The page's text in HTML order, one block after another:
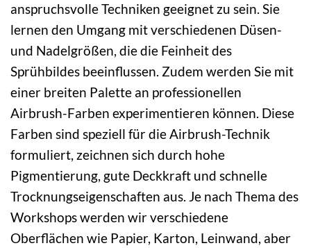
anspruchsvolle Techniken geeignet zu sein. Sie
lernen den Umgang mit verschiedenen Düsen-
und Nadelgrößen, die die Feinheit des
Sprühbildes beeinflussen. Zudem werden Sie mit
einer breiten Palette an professionellen
Airbrush-Farben experimentieren können. Diese
Farben sind speziell für die Airbrush-Technik
formuliert, zeichnen sich durch hohe
Pigmentierung, gute Deckkraft und schnelle
Trocknungseigenschaften aus. Je nach Thema des
Workshops werden wir verschiedene
Oberflächen wie Papier, Karton, Leinwand, aber